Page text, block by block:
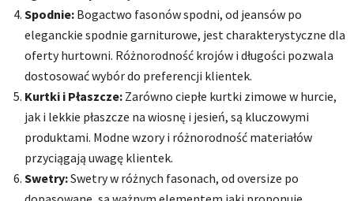
Spodnie: Bogactwo fasonów spodni, od jeansów po
eleganckie spodnie garniturowe, jest charakterystyczne dla
oferty hurtowni. Różnorodność krojów i długości pozwala
dostosować wybór do preferencji klientek.
Kurtki i Płaszcze: Zarówno ciepłe kurtki zimowe w hurcie,
jak i lekkie płaszcze na wiosnę i jesień, są kluczowymi
produktami. Modne wzory i różnorodność materiałów
przyciągają uwagę klientek.
Swetry:Swetry w różnych fasonach, od oversize po